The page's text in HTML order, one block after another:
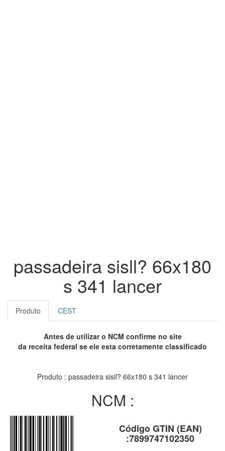
passadeira sisll? 66x180
s 341 lancer
Produto CEST
Antes de utilizar o NCM confirme no site
da receita federal se ele esta corretamente classificado
Produto : passadeira sisll? 66x180 s 341 lancer
NCM :
Código GTIN (EAN)
:7899747102350